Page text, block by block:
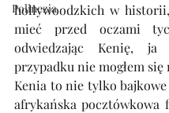
Polinezja
hollywoodzkich w
mieć przed oczami
odwiedzając Kenię, ja
przypadku nie mogłem
Kenia to nie tylko
afrykańska pocztówkowa